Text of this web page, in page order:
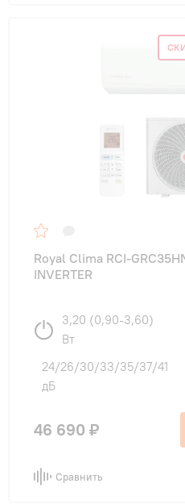
Royal Clima RCI-
INVERTER
3,20 (0,90-3,60)
Вт
24/26/30/33/35/37/41
дБ
46 690 ₽
Сравнить